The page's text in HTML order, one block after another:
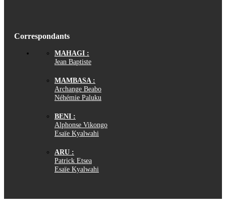
Correspondants
MAHAGI :
Jean Baptiste
MAMBASA :
Archange Beabo
Néhémie Paluku
BENI :
Alphonse Vikongo
Esaïe Kyalwahi
ARU :
Patrick Etsea
Esaïe Kyalwahi